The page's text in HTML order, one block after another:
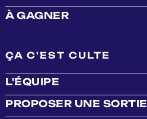
À GAGNER
ÇA C'EST CULTE
L'ÉQUIPE
PROPOSER UNE SORTIE